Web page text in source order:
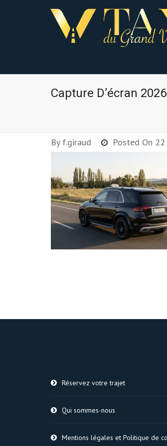
Capture D’écran
By f.giraud Posted On
Réservez votre trajet
Qui sommes-nous
Mentions légales et Politique de